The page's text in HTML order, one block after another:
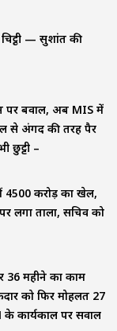
— सुशांत की
पर बवाल, अब MIS में
से अंगद की तरह पैर
छुट्टी –
करोड़ का खेल,
लगा ताला, सचिव को
36 महीने का काम
को फिर मोहलत ₹27
कार्यकाल पर सवाल